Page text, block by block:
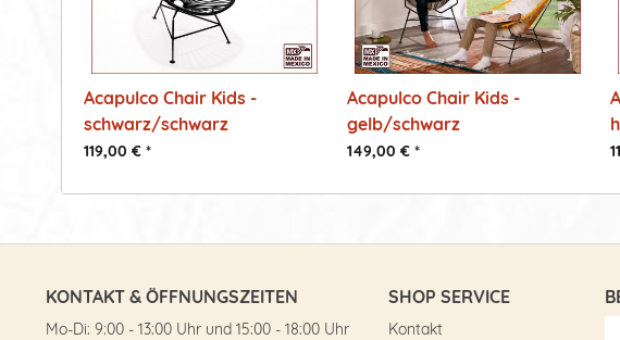
Acapulco Chair Kids -
schwarz/schwarz
119,00 € *
Acapulco Chair Kids -
gelb/schwarz
149,00 € *
KONTAKT & ÖFFNUNGSZEITEN
Mo-Di: 9:00 - 13:00 Uhr und 15:00 - 18:00 Uhr
SHOP SERVICE
Kontakt